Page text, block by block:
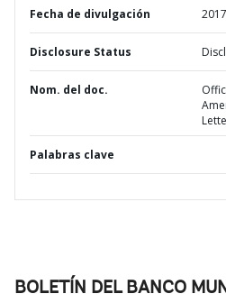
Fecha de divulgación
Disclosure Status
Nom. del doc.
Palabras clave
BOLETÍN DEL BANCO